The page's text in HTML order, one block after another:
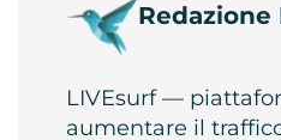
Redazione
LIVEsurf —
aumentare il